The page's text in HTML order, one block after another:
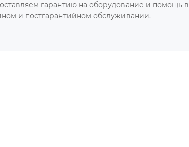
гарантию на оборудование и помощь в
и постгарантийном обслуживании.